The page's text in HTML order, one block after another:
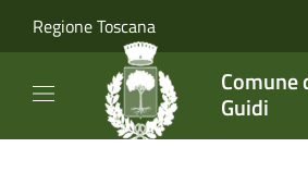
Regione Toscana
Comune
Guidi